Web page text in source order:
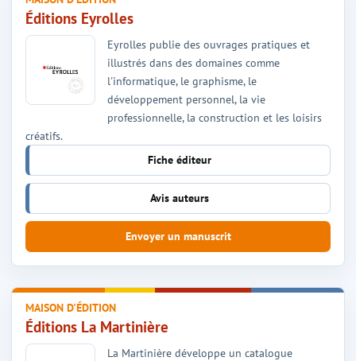
MAISON D'ÉDITION
Éditions La Martinière
La Martinière développe un catalogue
Éditions Eyrolles
Eyrolles publie des ouvrages pratiques et
illustrés dans des domaines comme
l'informatique, le graphisme, le
développement personnel, la vie
professionnelle, la construction et les loisirs
créatifs.
Fiche éditeur
Avis auteurs
Envoyer un manuscrit